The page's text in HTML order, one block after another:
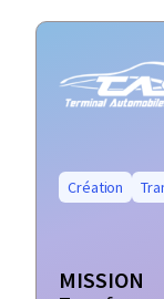
Création
MISSION